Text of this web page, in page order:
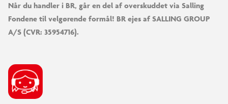
Når du handler i BR, går en del af overskuddet via Salling
Fondene til velgørende formål! BR ejes af SALLING GROUP
A/S (CVR: 35954716).